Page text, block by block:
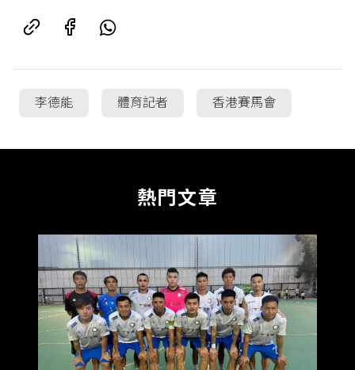
李德能 體育記者 香港賽馬會
熱門文章